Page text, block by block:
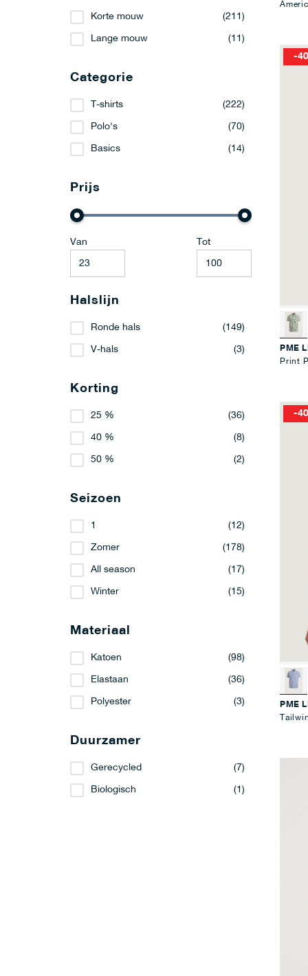
-
PME
Print
-
PME
Korte mouw (211)
Lange mouw (11)
Categorie
T-shirts (222)
Polo's (70)
Basics (14)
Prijs
Van Tot
Halslijn
Ronde hals (149)
V-hals (3)
Korting
25 % (36)
40 % (8)
50 % (2)
Seizoen
1 (12)
Zomer (178)
All season (17)
Winter (15)
Materiaal
Katoen (98)
Elastaan (36)
Polyester (3)
Duurzamer
Gerecycled (7)
Biologisch (1)